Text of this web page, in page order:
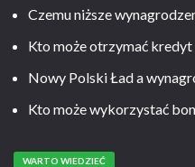
Czemu niższe
Kto może otrzymać kredyt
Nowy Polski Ład a
Kto może wykorzystać
WARTO WIEDZIEĆ